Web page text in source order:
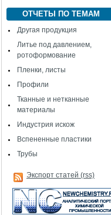
ОТЧЕТЫ ПО ТЕМАМ
Другая продукция
Литье под давлением,
ротоформование
Пленки, листы
Профили
Тканные и нетканные
материалы
Индустрия искож
Вспененные пластики
Трубы
Экспорт статей (rss)